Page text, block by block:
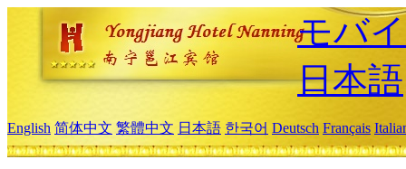
モバ
日本語
English 简体中文 繁體中文 日本語 한국어 Deutsch Français